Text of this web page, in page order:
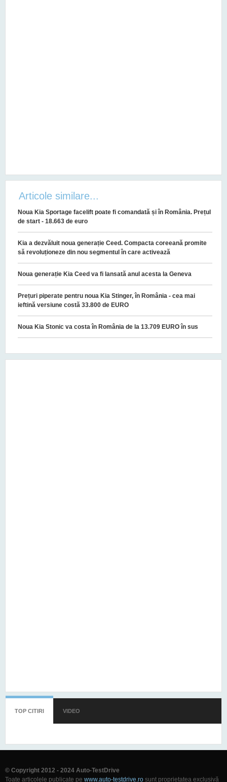
Articole similare...
Noua Kia Sportage facelift poate fi comandată și în România. Prețul
de start - 18.663 de euro
Kia a dezvăluit noua generație Ceed. Compacta coreeană promite
să revoluționeze din nou segmentul în care activează
Noua generație Kia Ceed va fi lansată anul acesta la Geneva
Prețuri piperate pentru noua Kia Stinger, în România - cea mai
ieftină versiune costă 33.800 de EURO
Noua Kia Stonic va costa în România de la 13.709 EURO în sus
TOP CITIRI (TAB ACTIV)
VIDEO
© Copyright 2012 - 2024 Auto-TestDrive
Toate articolele publicate pe www.auto-testdrive.ro sunt proprietatea exclusivă